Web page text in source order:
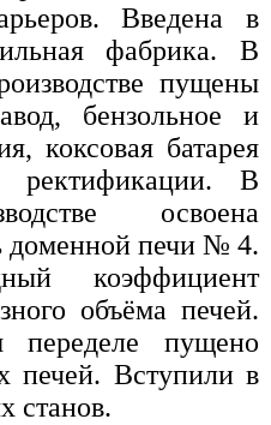
Введена в
фабрика. В
пущены
бензольное и
коксовая батарея
В
освоена
доменной печи № 4.
коэффициент
объёма печей.
переделе пущено
печей. Вступили в
станов.